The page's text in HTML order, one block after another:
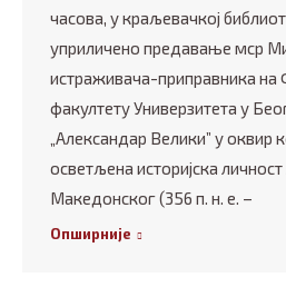
часова, у краљевачкој
уприличено предавање мср
истраживача-приправника
факултету Универзитета у
„Александар Велики” у оквир
осветљена историјска
Македонског (356 п. н. е. –
Опширније